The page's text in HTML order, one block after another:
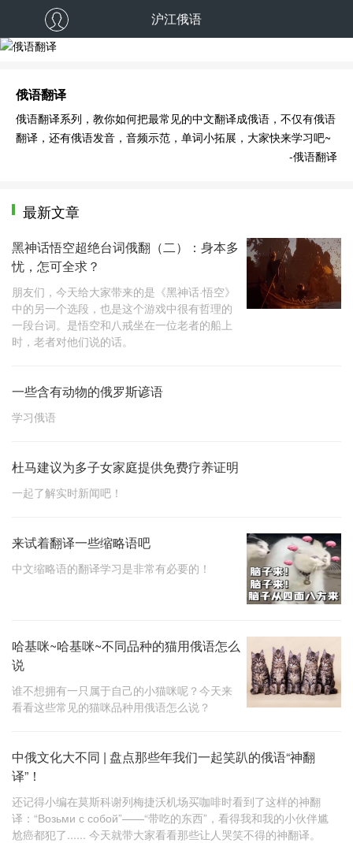
沪江俄语
俄语翻译
俄语翻译
俄语翻译系列，教你如何把最常见的中文翻译成俄语，不仅有俄语
翻译，还有俄语发音，音频示范，单词小拓展，大家快来学习吧~
-俄语翻译
最新文章
黑神话悟空超绝台词俄翻（二）：身本多
忧，怎可全求？
朋友们，今天给大家带来的是《黑神话·悟空》
中的另一个选段，也是这个游戏中很有哲理的
一段台词。是悟空和八戒坐在一位老者的船上
时，老者对他们说的话。
一些含有动物的俄罗斯谚语
学习俄语
杜马建议为多子女家庭提供免费疗养证明
一起了解实时新闻吧！
来试着翻译一些缩略语吧
中文缩略语的翻译学习是非常有必要的！
哈基咪~哈基咪~不同品种的猫用俄语怎么
说
谁不想拥有一只属于自己的小猫咪呢？今天来
看看这些常见的猫咪品种用俄语怎么说？
中俄文化大不同 | 盘点那些年我们一起笑趴的俄语“神翻
译”！
还记得小编在莫斯科谢列梅捷沃机场买咖啡时看到了这样的神翻
译：“Возьми с собой”——“带吃的东西”，看得我和我的小伙伴尴
尬癌都犯了...... 今天就带大家看看那些让人哭笑不得的神翻译。